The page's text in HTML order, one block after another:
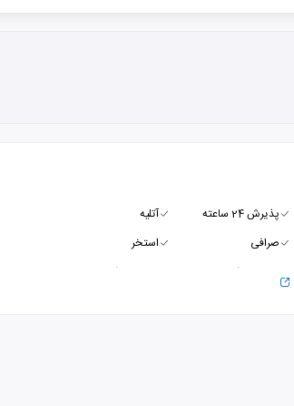
پذیرش 24 ساعته
آتلیه
صرافی
استخر
زمین ورزشی
سالن ورزشی